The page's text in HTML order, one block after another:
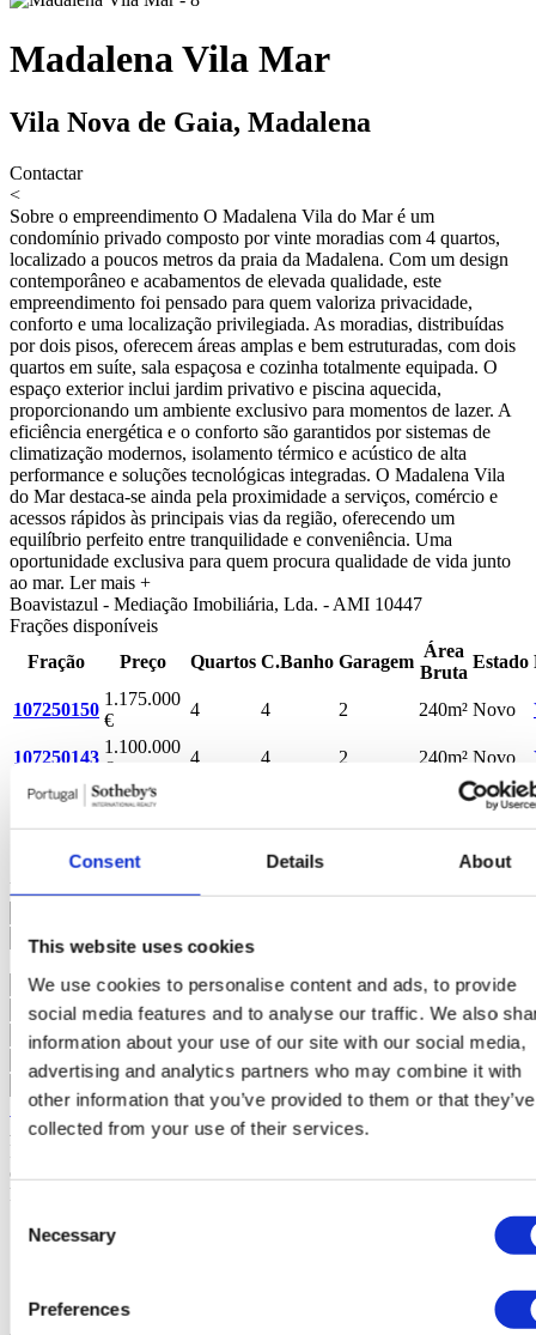
Consent Details About
This website uses cookies
We use cookies to personalise content and ads, to provide
social media features and to analyse our traffic. We also
information about your use of our site with our social media,
advertising and analytics partners who may combine it with
other information that you’ve provided to them or that they’ve
collected from your use of their services.
Selection
Necessary
Preferences
Madalena Vila Mar
Vila Nova de Gaia, Madalena
Contactar
<
Sobre o empreendimento O Madalena Vila do Mar é um
condomínio privado composto por vinte moradias com 4 quartos,
localizado a poucos metros da praia da Madalena. Com um design
contemporâneo e acabamentos de elevada qualidade, este
empreendimento foi pensado para quem valoriza privacidade,
conforto e uma localização privilegiada. As moradias, distribuídas
por dois pisos, oferecem áreas amplas e bem estruturadas, com dois
quartos em suíte, sala espaçosa e cozinha totalmente equipada. O
espaço exterior inclui jardim privativo e piscina aquecida,
proporcionando um ambiente exclusivo para momentos de lazer. A
eficiência energética e o conforto são garantidos por sistemas de
climatização modernos, isolamento térmico e acústico de alta
performance e soluções tecnológicas integradas. O Madalena Vila
do Mar destaca-se ainda pela proximidade a serviços, comércio e
acessos rápidos às principais vias da região, oferecendo um
equilíbrio perfeito entre tranquilidade e conveniência. Uma
oportunidade exclusiva para quem procura qualidade de vida junto
ao mar. Ler mais +
Boavistazul - Mediação Imobiliária, Lda. - AMI 10447
Frações disponíveis
Fração
Preço Quartos C.Banho Garagem
Área
Bruta
Estado
107250150
1.175.000
€
4 4 2 240m² Novo
107250143
1.100.000
€
4 4 2 240m² Novo
107250144
1.100.000
240m² Novo
107250145
€
4 246m² Novo
Interessado?Agende visita ou solicite mais informações.
Solicitar mais Informações
Ao pedir informações está a autorizar a Portugal Sotheby's
International Realty a guardar os seus dados para o informar sobre
oportunidades de negócio, de acordo com a Política de Privacidade.
Partilhar empreendimento